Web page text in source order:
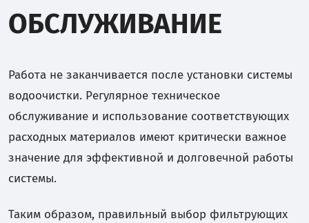
ОБСЛУЖИВАНИЕ
Работа не заканчивается после установки системы
водоочистки. Регулярное техническое
обслуживание и использование соответствующих
расходных материалов имеют критически важное
значение для эффективной и долговечной работы
системы.
Таким образом, правильный выбор фильтрующих